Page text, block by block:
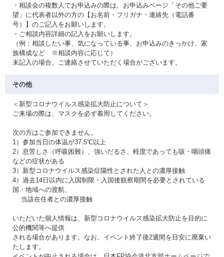
・相談会の複数人でお申込みの際は、お申込みページ「その他ご要
望」に代表者以外の方の【お名前・フリガナ・連絡先（電話番
号）】のご記入をお願いします。
・ご相談内容詳細の記入をお願いします。
（例：相談したい事、気になっている事、お申込みのきっかけ、家
族構成など ※相談内容に応じて）
未記入の場合、ご連絡させていただく場合がございます。
その他
＜新型コロナウイルス感染拡大防止について＞
ご来場の際は、マスクを必ず着用してください。
次の方はご参加できません。
1）参加当日の体温が37.5℃以上
2）息苦しさ（呼吸困難）、強いだるさ、軽度であっても咳・咽頭痛
などの症状がある
3）新型コロナウイルス感染症陽性とされた人との濃厚接触
4）過去14日以内に入国制限・入国後観察期間を必要とされている
国・地域への渡航、
当該在住者との濃厚接触
いただいた個人情報は、新型コロナウイルス感染拡大防止を目的に
公的機関等へ提供
される場合があります。なお、イベント終了後2週間を目安に廃棄い
たします。